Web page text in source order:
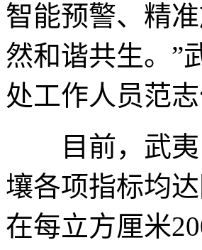
智能预警、精
然和谐共生。”
处工作人员范
目前，武夷
壤各项指标均
在每立方厘米